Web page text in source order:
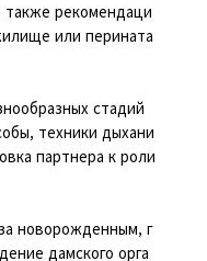
также рекомендаци
или перината
стадий
техники дыхани
партнера к роли
новорожденным, г
дамского орга